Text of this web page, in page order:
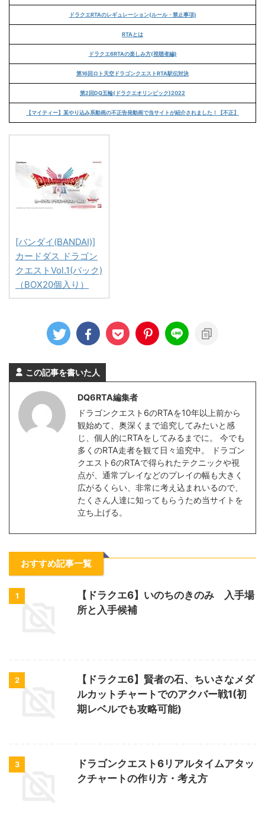
ドラクエRTAのレギュレーション(ルール・禁止事項)
RTAとは
ドラクエ6RTAの楽しみ方(視聴者編)
第16回ロト天空ドラゴンクエストRTA駅伝対決
第2回DQ五輪(ドラクエオリンピック)2022
【マイティー】某やり込み系動画の不正告発動画で当サイトが紹介されました！【不正】
[バンダイ(BANDAI)]
カードダス ドラゴン
クエストVol.1(パック)
（BOX20個入り）
この記事を書いた人
DQ6RTA編集者
ドラゴンクエスト6のRTAを10年以上前から
観始めて、奥深くまで追究してみたいと感
じ、個人的にRTAをしてみるまでに。 今でも
多くのRTA走者を観て日々追究中。 ドラゴン
クエスト6のRTAで得られたテクニックや視
点が、通常プレイなどのプレイの幅も大きく
広がるくらい、非常に考え込まれいるので、
たくさん人達に知ってもらうため当サイトを
立ち上げる。
おすすめ記事一覧
1
【ドラクエ6】いのちのきのみ 入手場
所と入手候補
2
【ドラクエ6】賢者の石、ちいさなメダ
ルカットチャートでのアクバー戦1(初
期レベルでも攻略可能)
3
ドラゴンクエスト6リアルタイムアタッ
クチャートの作り方・考え方